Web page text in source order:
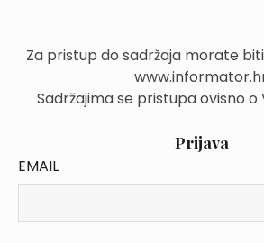
Za pristup do sadržaja morate
Sadržajima se pristupa ovisno
Prijava
EMAIL